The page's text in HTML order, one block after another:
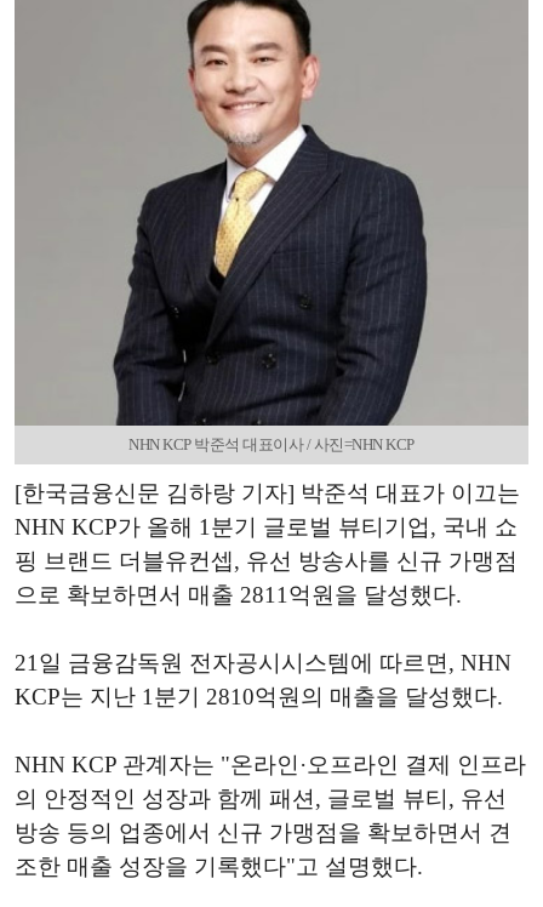
NHN KCP 박준석 대표이사 / 사진=NHN KCP
[한국금융신문 김하랑 기자] 박준석 대표가 이끄는
NHN KCP가 올해 1분기 글로벌 뷰티기업, 국내 쇼
핑 브랜드 더블유컨셉, 유선 방송사를 신규 가맹점
으로 확보하면서 매출 2811억원을 달성했다.
21일 금융감독원 전자공시시스템에 따르면, NHN
KCP는 지난 1분기 2810억원의 매출을 달성했다.
NHN KCP 관계자는 "온라인·오프라인 결제 인프라
의 안정적인 성장과 함께 패션, 글로벌 뷰티, 유선
방송 등의 업종에서 신규 가맹점을 확보하면서 견
조한 매출 성장을 기록했다"고 설명했다.